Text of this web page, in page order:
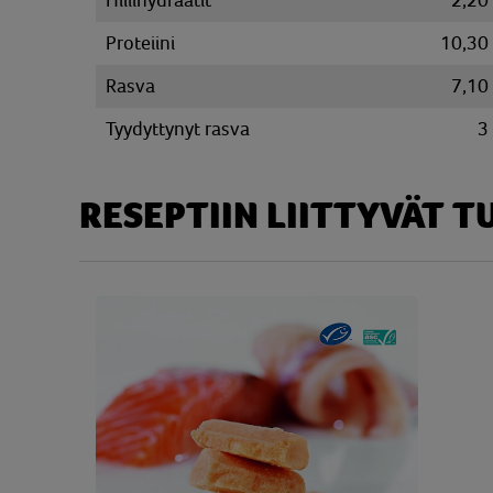
Proteiini
10,30
Rasva
7,10
Tyydyttynyt rasva
3
RESEPTIIN LIITTYVÄT